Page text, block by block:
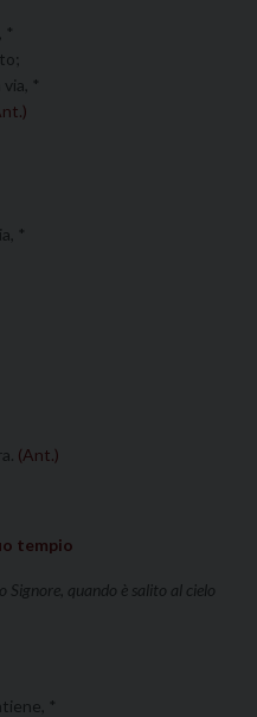
*
*
*
(Ant.)
tempio
Signore, quando è salito al cielo
*